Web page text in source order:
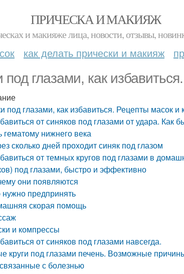
ПРИЧЕСКА И МАКИЯЖ
и макияже лица, новости, отзывы,
как делать прически и макияж
под глазами, как
под глазами, как избавиться. Рецепты масок и
от синяков под глазами от удара. Как
гематому нижнего века
сколько дней проходит синяк под глазом
от темных кругов под глазами в
под глазами, быстро и эффективно
они появляются
нужно предпринять
скорая помощь
и компрессы
от синяков под глазами навсегда.
круги под глазами печень. Возможные
с болезнью